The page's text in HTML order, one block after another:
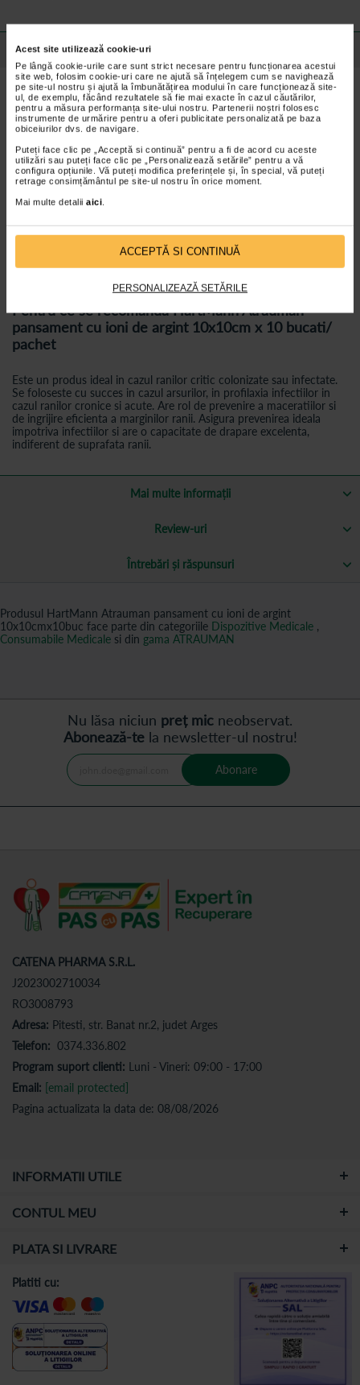
Acest site utilizează cookie-uri
Pe lângă cookie-urile care sunt strict necesare pentru funcționarea acestui
site web, folosim cookie-uri care ne ajută să înțelegem cum se navighează
pe site-ul nostru și ajută la îmbunătățirea modului în care funcționează site-
ul, de exemplu, făcând rezultatele să fie mai exacte în cazul căutărilor,
pentru a măsura performanța site-ului nostru. Partenerii noștri folosesc
instrumente de urmărire pentru a oferi publicitate personalizată pe baza
obiceiurilor dvs. de navigare.
Puteți face clic pe „Acceptă si continuă” pentru a fi de acord cu aceste
utilizări sau puteți face clic pe „Personalizează setările” pentru a vă
configura opțiunile. Vă puteți modifica preferințele și, în special, vă puteți
retrage consimțământul pe site-ul nostru în orice moment.
Mai multe detalii aici
ACCEPTĂ SI CONTINUĂ
PERSONALIZEAZĂ SETĂRILE
Detalii despre produs
Caracteristici HartMann Atrauman pansament cu
ioni de argint 10x10cm x 10 bucati/ pachet
Atrauman Ag are efect bactericid fara a avea actiune citotoxica.
Efectul acestui produs dureaza de la 3 la maxim 7 zile, perioada
in care ionii de argint sunt eliberati continuu, ori de cate ori
pansamentul intra in contact cu secretiile din rana.
Materialul suport este moale si subtire, ceea ce asigura un
Foarte important, spre deosebire de pansamentele uzuale,
substanta grasa impregnata nu permite lipirea pansamentului de
Pentru ce se recomanda HartMann Atrauman
pansament cu ioni de argint 10x10cm x 10 bucati/
pachet
Este un produs ideal in cazul ranilor critic colonizate sau infectate.
Se foloseste cu succes in cazul arsurilor, in profilaxia infectiilor in
cazul ranilor cronice si acute. Are rol de prevenire a maceratiilor si
de ingrijire eficienta a marginilor ranii. Asigura prevenirea ideala
impotriva infectiilor si are o capacitate de drapare excelenta,
indiferent de suprafata ranii.
Mai multe informații
Review-uri
Întrebări și răspunsuri
Produsul HartMann Atrauman pansament cu ioni de argint
10x10cmx10buc face parte din categoriile Dispozitive Medicale ,
Consumabile Medicale si din gama ATRAUMAN
Nu lăsa niciun preț mic neobservat.
Abonează-tela newsletter-ul nostru!
Abonare
CATENA PHARMA S.R.L.
J2023002710034
RO3008793
Adresa: Pitesti, str. Banat nr.2, judet Arges
Telefon: 0374.336.802
Program suport clienti: Luni - Vineri: 09:00 - 17:00
Email: [email protected]
Pagina actualizata la data de: 08/08/2026
INFORMATII UTILE
CONTUL MEU
PLATA SI LIVRARE
Platiti cu: